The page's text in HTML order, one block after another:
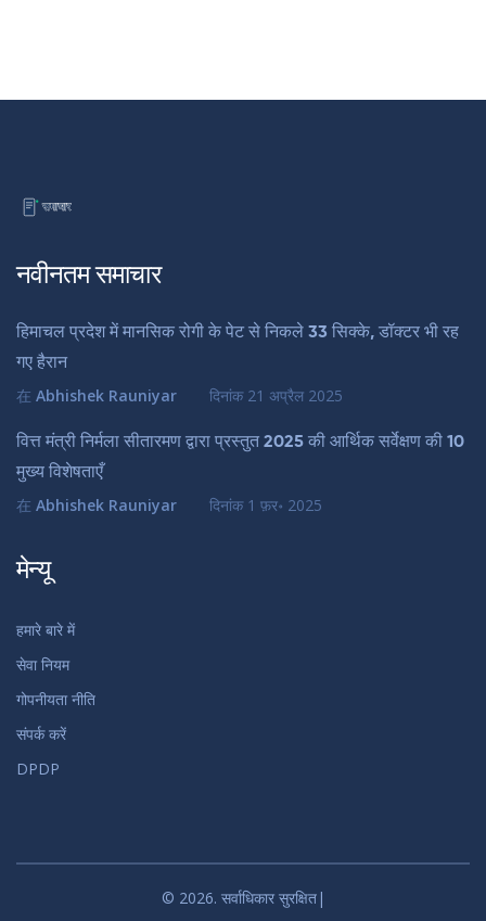
नवीनतम समाचार
हिमाचल प्रदेश में मानसिक रोगी के पेट से निकले 33 सिक्के, डॉक्टर भी रह
गए हैरान
在 Abhishek Rauniyar दिनांक 21 अप्रैल 2025
वित्त मंत्री निर्मला सीतारमण द्वारा प्रस्तुत 2025 की आर्थिक सर्वेक्षण की 10
मुख्य विशेषताएँ
在 Abhishek Rauniyar दिनांक 1 फ़र॰ 2025
मेन्यू
हमारे बारे में
सेवा नियम
गोपनीयता नीति
संपर्क करें
DPDP
© 2026. सर्वाधिकार सुरक्षित|